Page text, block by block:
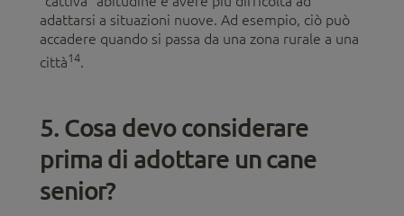
adattarsi a situazioni nuove. Ad esempio, ciò può
accadere quando si passa da una zona rurale a una
città14.
5. Cosa devo considerare
prima di adottare un cane
senior?